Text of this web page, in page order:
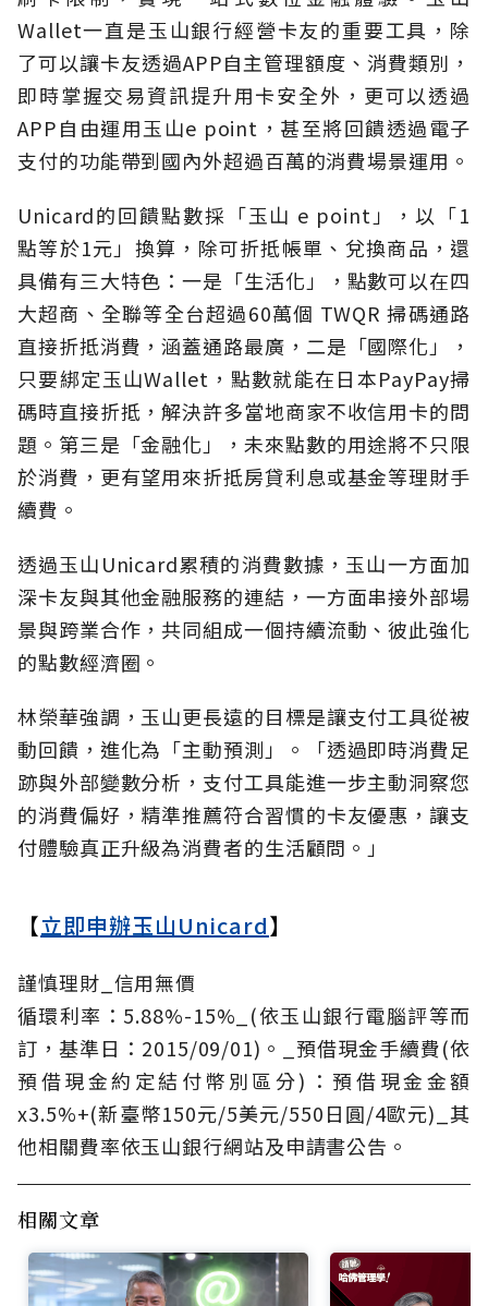
Wallet一直是玉山銀行經營卡友的重要工具，除
了可以讓卡友透過APP自主管理額度、消費類別，
即時掌握交易資訊提升用卡安全外，更可以透過
APP自由運用玉山e point，甚至將回饋透過電子
支付的功能帶到國內外超過百萬的消費場景運用。
Unicard的回饋點數採「玉山 e point」，以「1
點等於1元」換算，除可折抵帳單、兌換商品，還
具備有三大特色：一是「生活化」，點數可以在四
大超商、全聯等全台超過60萬個 TWQR 掃碼通路
直接折抵消費，涵蓋通路最廣，二是「國際化」，
只要綁定玉山Wallet，點數就能在日本PayPay掃
碼時直接折抵，解決許多當地商家不收信用卡的問
題。第三是「金融化」，未來點數的用途將不只限
於消費，更有望用來折抵房貸利息或基金等理財手
續費。
透過玉山Unicard累積的消費數據，玉山一方面加
深卡友與其他金融服務的連結，一方面串接外部場
景與跨業合作，共同組成一個持續流動、彼此強化
的點數經濟圈。
林榮華強調，玉山更長遠的目標是讓支付工具從被
動回饋，進化為「主動預測」。「透過即時消費足
跡與外部變數分析，支付工具能進一步主動洞察您
的消費偏好，精準推薦符合習慣的卡友優惠，讓支
付體驗真正升級為消費者的生活顧問。」
【立即申辦玉山Unicard】
謹慎理財_信用無價
循環利率：5.88%-15%_(依玉山銀行電腦評等而
訂，基準日：2015/09/01)。_預借現金手續費(依
預借現金約定結付幣別區分)：預借現金金額
x3.5%+(新臺幣150元/5美元/550日圓/4歐元)_其
他相關費率依玉山銀行網站及申請書公告。
相關文章